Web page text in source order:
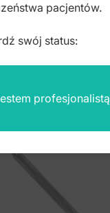
pacjentów.
swój status:
profesjonalistą